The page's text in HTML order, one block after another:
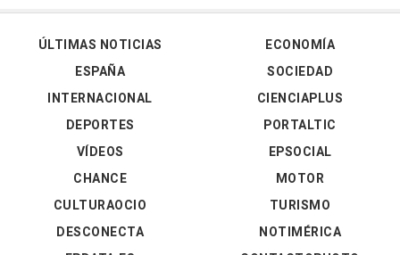
ÚLTIMAS NOTICIAS
ESPAÑA
INTERNACIONAL
DEPORTES
VÍDEOS
ECONOMÍA
SOCIEDAD
CIENCIAPLUS
PORTALTIC
EPSOCIAL
CHANCE
CULTURAOCIO
DESCONECTA
MOTOR
TURISMO
NOTIMÉRICA